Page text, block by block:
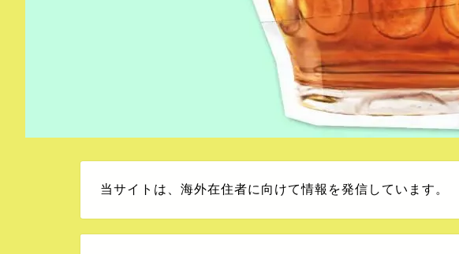
当サイトは、海外在住者に向けて情報を発信しています。